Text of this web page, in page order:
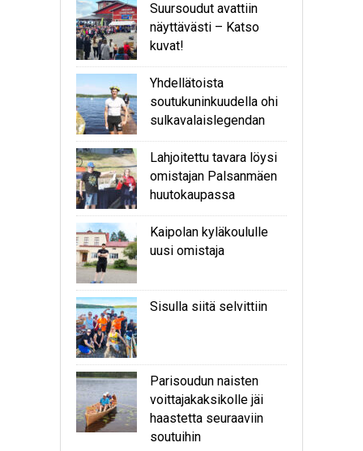
Suursoudut avattiin
näyttävästi – Katso
kuvat!
Yhdellätoista
soutukuninkuudella ohi
sulkavalaislegendan
Lahjoitettu tavara löysi
omistajan Palsanmäen
huutokaupassa
Kaipolan kyläkoululle
uusi omistaja
Sisulla siitä selvittiin
Parisoudun naisten
voittajakaksikolle jäi
haastetta seuraaviin
soutuihin